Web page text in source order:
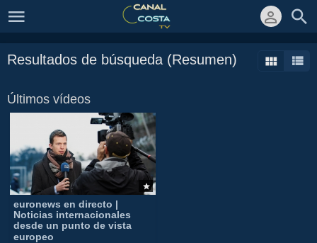
Resultados de búsqueda (Resumen)
Últimos vídeos
euronews en directo |
Noticias internacionales
desde un punto de vista
europeo